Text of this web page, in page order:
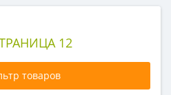
12
товаров